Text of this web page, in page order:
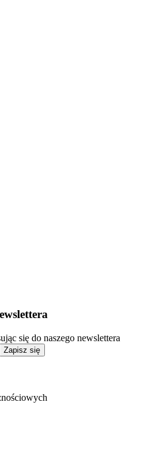
się do naszego newslettera
Zapisz się